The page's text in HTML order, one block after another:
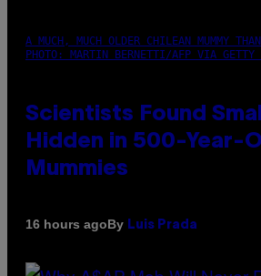
A MUCH, MUCH OLDER CHILEAN MUMMY
PHOTO: MARTIN BERNETTI/AFP VIA GETTY
Scientists Found
Hidden in 500-Year-
Mummies
16 hours agoBy Luis Prada